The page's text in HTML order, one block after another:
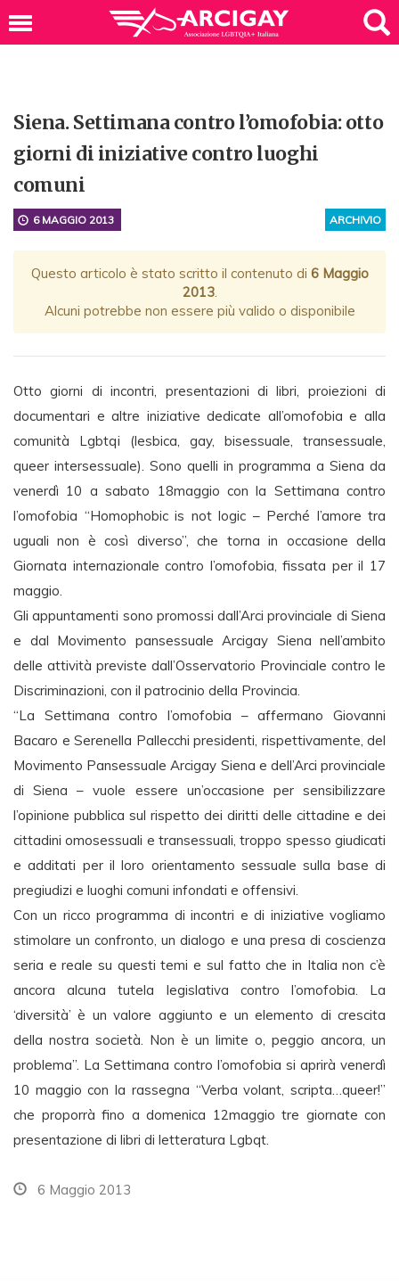
Siena. Settimana contro l’omofobia: otto
giorni di iniziative contro luoghi
comuni
ARCHIVIO
6 MAGGIO 2013
Questo articolo è stato scritto il contenuto di 6 Maggio
2013.
Alcuni potrebbe non essere più valido o disponibile
Otto giorni di incontri, presentazioni di libri, proiezioni di
documentari e altre iniziative dedicate all’omofobia e alla
comunità Lgbtqi (lesbica, gay, bisessuale, transessuale,
queer intersessuale). Sono quelli in programma a Siena da
venerdì 10 a sabato 18maggio con la Settimana contro
l’omofobia “Homophobic is not logic – Perché l’amore tra
uguali non è così diverso”, che torna in occasione della
Giornata internazionale contro l’omofobia, fissata per il 17
maggio.
Gli appuntamenti sono promossi dall’Arci provinciale di Siena
e dal Movimento pansessuale Arcigay Siena nell’ambito
delle attività previste dall’Osservatorio Provinciale contro le
Discriminazioni, con il patrocinio della Provincia.
“La Settimana contro l’omofobia – affermano Giovanni
Bacaro e Serenella Pallecchi presidenti, rispettivamente, del
Movimento Pansessuale Arcigay Siena e dell’Arci provinciale
di Siena – vuole essere un’occasione per sensibilizzare
l’opinione pubblica sul rispetto dei diritti delle cittadine e dei
cittadini omosessuali e transessuali, troppo spesso giudicati
e additati per il loro orientamento sessuale sulla base di
pregiudizi e luoghi comuni infondati e offensivi.
Con un ricco programma di incontri e di iniziative vogliamo
stimolare un confronto, un dialogo e una presa di coscienza
seria e reale su questi temi e sul fatto che in Italia non c’è
ancora alcuna tutela legislativa contro l’omofobia. La
‘diversità’ è un valore aggiunto e un elemento di crescita
della nostra società. Non è un limite o, peggio ancora, un
problema”. La Settimana contro l’omofobia si aprirà venerdì
10 maggio con la rassegna “Verba volant, scripta…queer!”
che proporrà fino a domenica 12maggio tre giornate con
presentazione di libri di letteratura Lgbqt.
6 Maggio 2013